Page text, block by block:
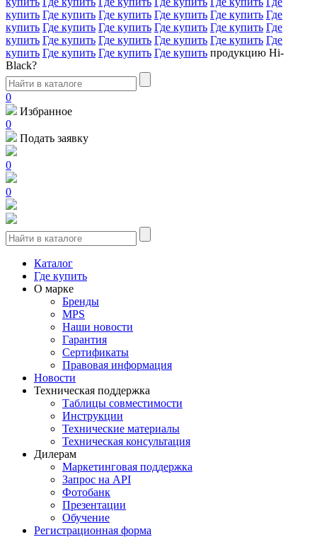
купить Где купить Где купить Где купить Где купить Где
купить Где купить Где купить Где купить Где купить Где
купить Где купить Где купить Где купить Где купить Где
купить Где купить Где купить Где купить продукцию Hi-
Black?
0
Избранное
0
Подать заявку
0
0
Каталог
Где купить
О марке
Бренды
MPS
Наши новости
Гарантия
Сертификаты
Правовая информация
Новости
Техническая поддержка
Таблицы совместимости
Инструкции
Технические материалы
Техническая консультация
Дилерам
Маркетинговая поддержка
Запрос на API
Фотобанк
Презентации
Обучение
Регистрационная форма